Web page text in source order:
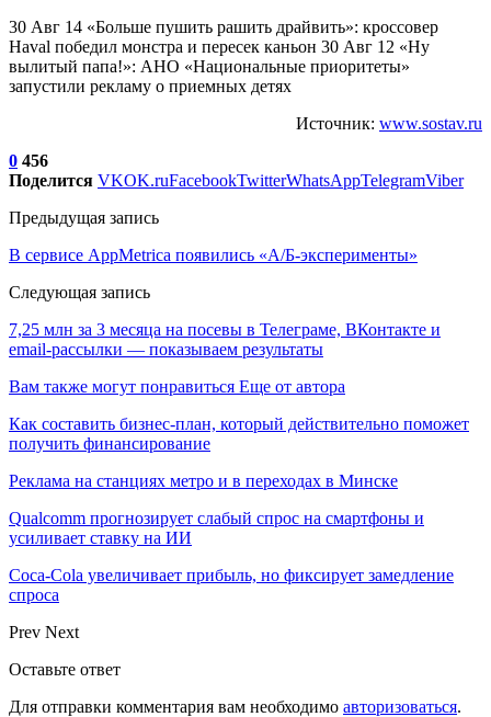
30 Авг 14 «Больше пушить рашить драйвить»: кроссовер
Haval победил монстра и пересек каньон 30 Авг 12 «Ну
вылитый папа!»: АНО «Национальные приоритеты»
запустили рекламу о приемных детях
Источник: www.sostav.ru
0 456
Поделится VKOK.ruFacebookTwitterWhatsAppTelegramViber
Предыдущая запись
В сервисе AppMetrica появились «А/Б-эксперименты»
Следующая запись
7,25 млн за 3 месяца на посевы в Телеграме, ВКонтакте и
email-рассылки — показываем результаты
Вам также могут понравиться Еще от автора
Как составить бизнес-план, который действительно поможет
получить финансирование
Реклама на станциях метро и в переходах в Минске
Qualcomm прогнозирует слабый спрос на смартфоны и
усиливает ставку на ИИ
Coca-Cola увеличивает прибыль, но фиксирует замедление
спроса
Prev Next
Оставьте ответ
Для отправки комментария вам необходимо авторизоваться.